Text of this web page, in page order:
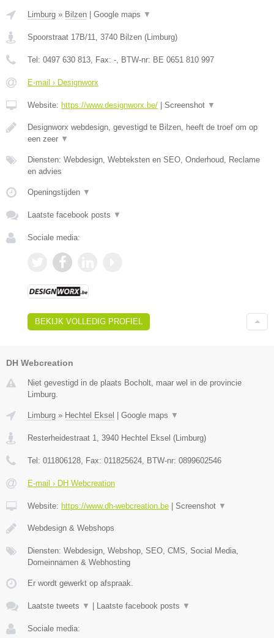
Limburg » Bilzen Google maps ▼
Spoorstraat 17B/11, 3740 Bilzen (Limburg)
Tel: 0497 630 813, Fax: -, BTW-nr: BE 0651 810 997
E-mail › Designworx
Website: https://www.designworx.be/ Screenshot ▼
Designworx webdesign, gevestigd te Bilzen, heeft de troef om op
een zeer ▼
Diensten: Webdesign, Webteksten en SEO, Onderhoud, Reclame
en advies
Openingstijden ▼
Laatste facebook posts ▼
Sociale media:
BEKIJK VOLLEDIG PROFIEL
DH Webcreation
Niet gevestigd in de plaats Bocholt, maar wel in de provincie
Limburg.
Limburg » Hechtel Eksel | Google maps ▼
Resterheidestraat 1 3940 Hechtel Eksel (Limburg)
Tel: 011806128 , Fax: 011825624 , BTW-nr: 0899602546
E-mail › DH Webcreation
Website: https://www.dh-webcreation.be | Screenshot ▼
Webdesign & Webshops
Diensten: Webdesign, Webshop, SEO, CMS, Social Media,
Domeinnamen & Webhosting
Er wordt gewerkt op afspraak.
Laatste tweets ▼ | Laatste facebook posts ▼
Sociale media: